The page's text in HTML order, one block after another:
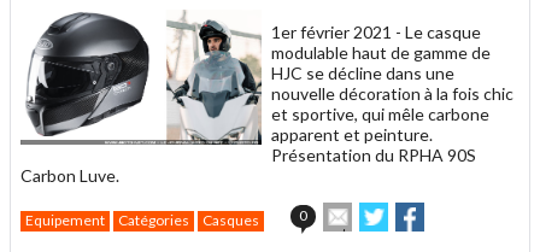
1er février 2021 - Le casque
modulable haut de gamme de
HJC se décline dans une
nouvelle décoration à la fois chic
et sportive, qui mêle carbone
apparent et peinture.
Présentation du RPHA 90S
Carbon Luve.
Equipement Catégories Casques 0
Envoyer
cet
Partager
sur sur